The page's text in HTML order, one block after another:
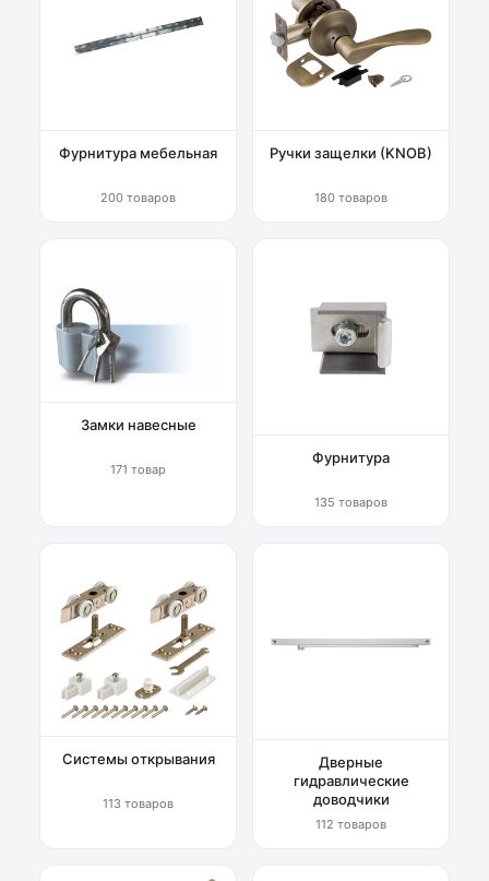
Фурнитура мебельная
200 товаров
Ручки защелки (KNOB)
180 товаров
Замки навесные
171 товар
Фурнитура
135 товаров
Системы открывания
113 товаров
Дверные
гидравлические
доводчики
112 товаров